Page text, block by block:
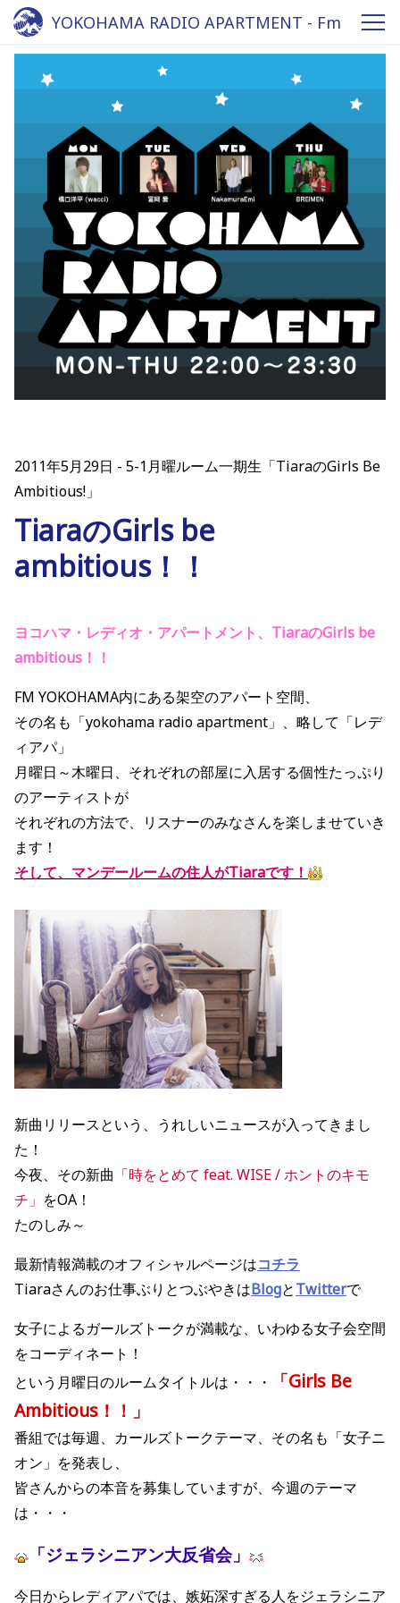
YOKOHAMA RADIO APARTMENT - Fm
yokohama 84.7
2011年5月29日
5-1月曜ルーム一期生「TiaraのGirls Be
Ambitious!」
TiaraのGirls be
ambitious！！
ヨコハマ・レディオ・アパートメント、TiaraのGirls be
ambitious！！
FM YOKOHAMA内にある架空のアパート空間、
その名も「yokohama radio apartment」、略して「レデ
ィアパ」
月曜日～木曜日、それぞれの部屋に入居する個性たっぷり
のアーティストが
それぞれの方法で、リスナーのみなさんを楽しませていき
ます！
そして、マンデールームの住人がTiaraです！
新曲リリースという、うれしいニュースが入ってきまし
た！
今夜、その新曲 「時をとめて feat. WISE / ホントのキモ
チ」 をOA！
たのしみ～
最新情報満載のオフィシャルページはコチラ
Tiaraさんのお仕事ぶりとつぶやきはBlogとTwitterで
女子によるガールズトークが満載な、いわゆる女子会空間
をコーディネート！
という月曜日のルームタイトルは・・・
「Girls Be
Ambitious！！」
番組では毎週、カールズトークテーマ、その名も「女子ニ
オン」を発表し、
皆さんからの本音を募集していますが、今週のテーマ
は・・・
「ジェラシニアン大反省会」
今日からレディアパでは、嫉妬深すぎる人をジェラシニア